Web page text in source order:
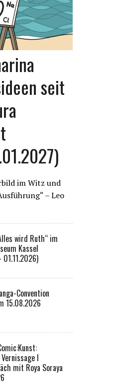
seit
im Witz und
– Leo
wird Ruth“ im
Kassel
Convention
15.08.2026
I
mit Roya Soraya